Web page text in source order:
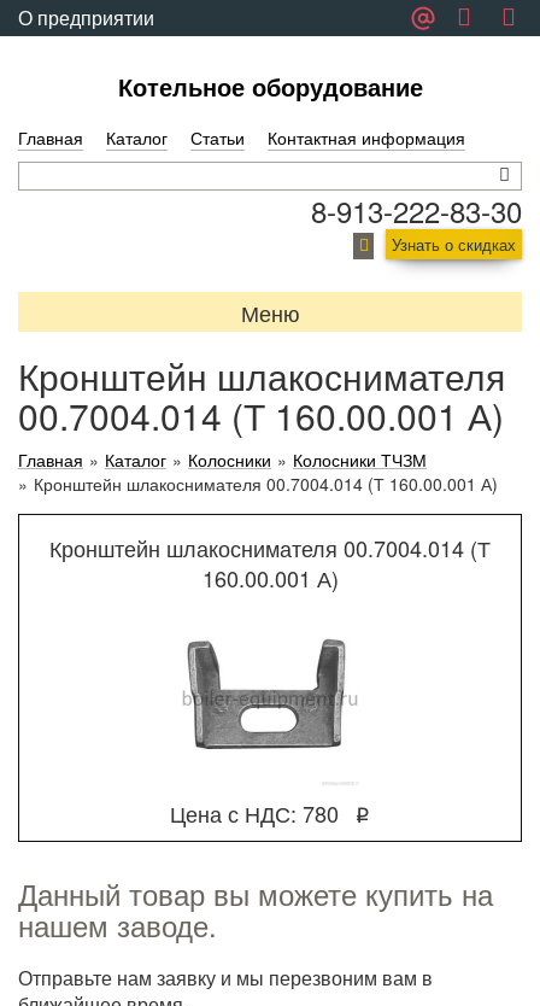
О предприятии
Котельное оборудование
Главная Каталог Статьи Контактная информация
8-913-222-83-30
Узнать о скидках
Меню
Кронштейн шлакоснимателя
00.7004.014 (Т 160.00.001 А)
Главная » Каталог » Колосники » Колосники ТЧЗМ
» Кронштейн шлакоснимателя 00.7004.014 (Т 160.00.001 А)
Кронштейн шлакоснимателя 00.7004.014 (Т
160.00.001 А)
Цена с НДС: 780 q
Данный товар вы можете купить на
нашем заводе.
Отправьте нам заявку и мы перезвоним вам в